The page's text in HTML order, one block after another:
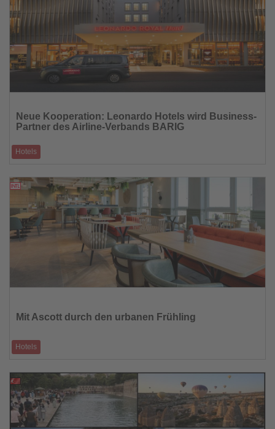
die
Nachrichten
Neue Kooperation: Leonardo Hotels wird Business-
Partner des Airline-Verbands BARIG
Hotels
Airline-Verbands BARIG
09.02.2026
die
Nachrichten
Mit Ascott durch den urbanen Frühling
Hotels
Seite. Ascott-Häu
09.02.2026